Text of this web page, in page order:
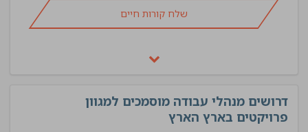
שלח קורות חיים
דרושים מנהלי עבודה מוסמכים למגוון
פרויקטים בארץ הארץ